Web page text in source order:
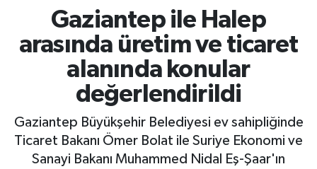
Gaziantep ile Halep
arasında üretim ve ticaret
alanında konular
değerlendirildi
Gaziantep Büyükşehir Belediyesi ev sahipliğinde
Ticaret Bakanı Ömer Bolat ile Suriye Ekonomi ve
Sanayi Bakanı Muhammed Nidal Eş-Şaar'ın
Borsa Haberleri
İş Dünyası
Lojistik
Otovitrin
Asayiş
Süper Lig Puan Durumu ve Fikstür
Tüm Manşetler
Son Dakika Haberleri
Haber Arşivi